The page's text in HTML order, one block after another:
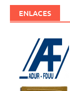
ENLACES